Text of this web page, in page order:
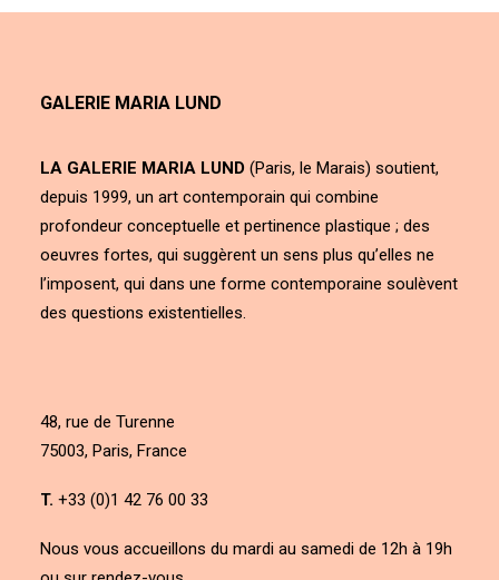
GALERIE MARIA LUND
LA GALERIE MARIA LUND (Paris, le Marais) soutient,
depuis 1999, un art contemporain qui combine
profondeur conceptuelle et pertinence plastique ; des
oeuvres fortes, qui suggèrent un sens plus qu’elles ne
l’imposent, qui dans une forme contemporaine soulèvent
des questions existentielles.
48, rue de Turenne
75003, Paris, France
T. +33 (0)1 42 76 00 33
Nous vous accueillons du mardi au samedi de 12h à 19h